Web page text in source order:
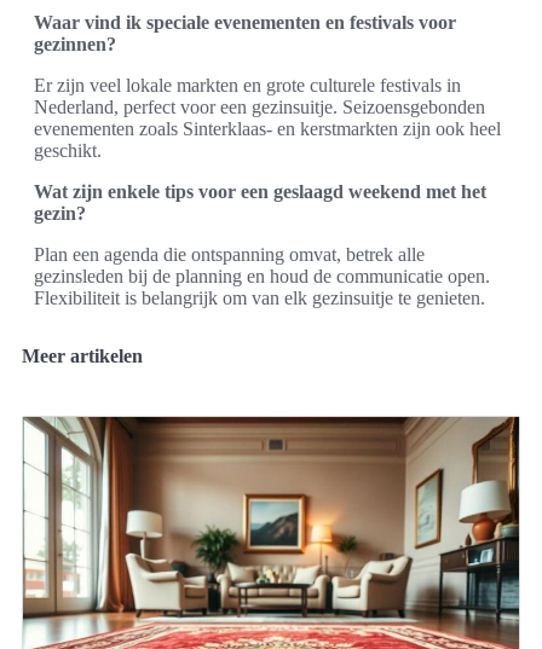
Waar vind ik speciale evenementen en festivals voor
gezinnen?
Er zijn veel lokale markten en grote culturele festivals in
Nederland, perfect voor een gezinsuitje. Seizoensgebonden
evenementen zoals Sinterklaas- en kerstmarkten zijn ook heel
geschikt.
Wat zijn enkele tips voor een geslaagd weekend met het
gezin?
Plan een agenda die ontspanning omvat, betrek alle
gezinsleden bij de planning en houd de communicatie open.
Flexibiliteit is belangrijk om van elk gezinsuitje te genieten.
Meer artikelen